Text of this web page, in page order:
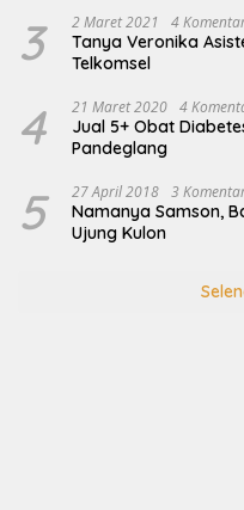
3 2 Maret 2021 4
Tanya Veronika
Telkomsel
4 21 Maret 2020 4
Jual 5+ Obat
Pandeglang
5 27 April 2018 3
Namanya Samson,
Ujung Kulon